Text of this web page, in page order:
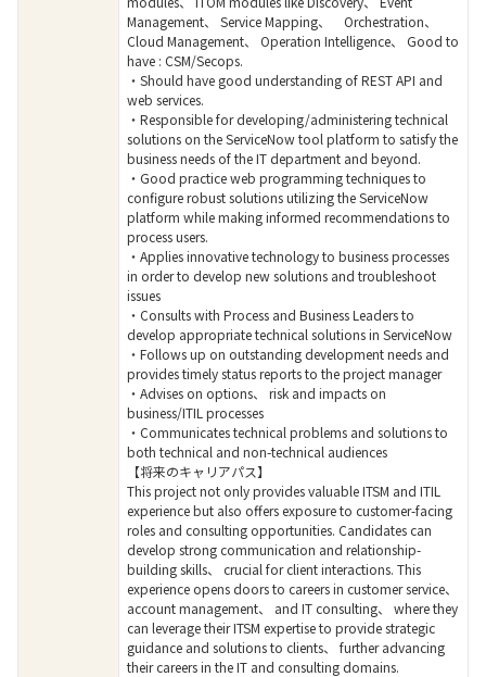
Management、 Service Mapping、 Orchestration、
Cloud Management、 Operation Intelligence、 Good to
have : CSM/Secops.
・Should have good understanding of REST API and
web services.
・Responsible for developing/administering technical
solutions on the ServiceNow tool platform to satisfy the
business needs of the IT department and beyond.
・Good practice web programming techniques to
configure robust solutions utilizing the ServiceNow
platform while making informed recommendations to
process users.
・Applies innovative technology to business processes
in order to develop new solutions and troubleshoot
issues
・Consults with Process and Business Leaders to
develop appropriate technical solutions in ServiceNow
・Follows up on outstanding development needs and
provides timely status reports to the project manager
・Advises on options、 risk and impacts on
business/ITIL processes
・Communicates technical problems and solutions to
both technical and non-technical audiences
【将来のキャリアパス】
This project not only provides valuable ITSM and ITIL
experience but also offers exposure to customer-facing
roles and consulting opportunities. Candidates can
develop strong communication and relationship-
building skills、 crucial for client interactions. This
experience opens doors to careers in customer service、
account management、 and IT consulting、 where they
can leverage their ITSM expertise to provide strategic
guidance and solutions to clients、 further advancing
their careers in the IT and consulting domains.